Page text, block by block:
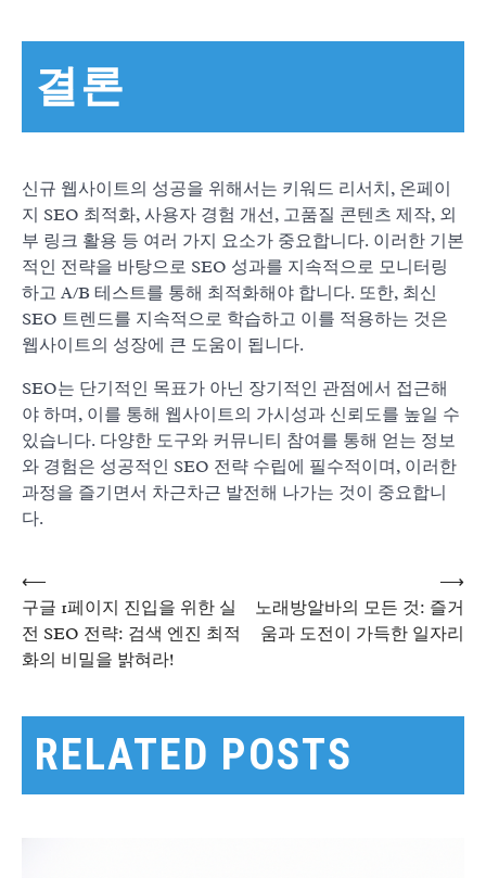
결론
신규 웹사이트의 성공을 위해서는 키워드 리서치, 온페이
지 SEO 최적화, 사용자 경험 개선, 고품질 콘텐츠 제작, 외
부 링크 활용 등 여러 가지 요소가 중요합니다. 이러한 기본
적인 전략을 바탕으로 SEO 성과를 지속적으로 모니터링
하고 A/B 테스트를 통해 최적화해야 합니다. 또한, 최신
SEO 트렌드를 지속적으로 학습하고 이를 적용하는 것은
웹사이트의 성장에 큰 도움이 됩니다.
SEO는 단기적인 목표가 아닌 장기적인 관점에서 접근해
야 하며, 이를 통해 웹사이트의 가시성과 신뢰도를 높일 수
있습니다. 다양한 도구와 커뮤니티 참여를 통해 얻는 정보
와 경험은 성공적인 SEO 전략 수립에 필수적이며, 이러한
과정을 즐기면서 차근차근 발전해 나가는 것이 중요합니
다.
글
탐
색
⟵
구글 1페이지 진입을 위한 실
전 SEO 전략: 검색 엔진 최적
화의 비밀을 밝혀라!
노래방알바의 모든 것: 즐거
움과 도전이 가득한 일자리
⟶
RELATED POSTS